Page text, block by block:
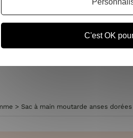
> Sac à main moutarde anses
C'est OK